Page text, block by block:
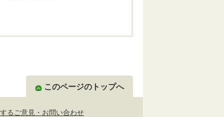
このページのトップへ
るご意見・お問い合わせ